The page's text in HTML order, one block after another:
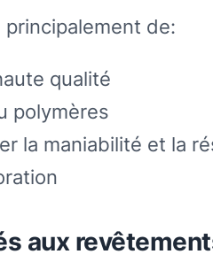
de:
qualité
polymères
la maniabilité et la
aux